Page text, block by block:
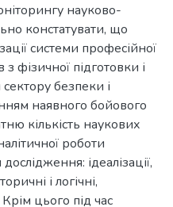
науково-
констатувати, що
системи професійної
з фізичної підготовки і
безпеки і
наявного бойового
кількість наукових
роботи
ідеалізації,
і логічні,
цього під час